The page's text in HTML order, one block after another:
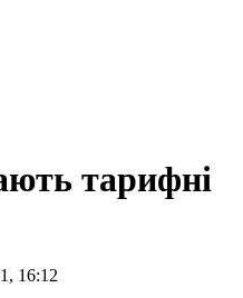
тарифні
16:12